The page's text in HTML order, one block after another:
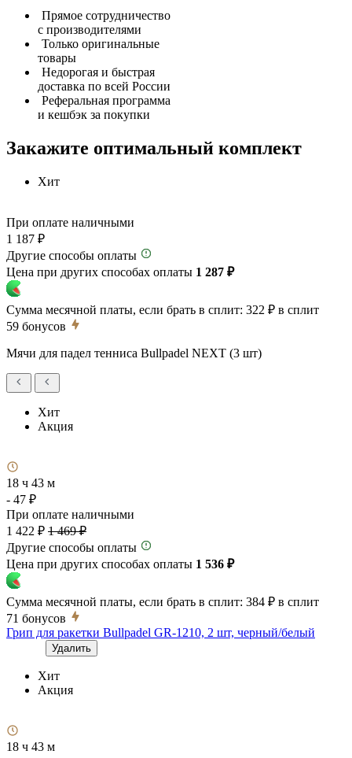
Прямое сотрудничество
с производителями
Только оригинальные
товары
Недорогая и быстрая
доставка по всей России
Реферальная программа
и кешбэк за покупки
Закажите оптимальный комплект
Хит
При оплате наличными
1 187 ₽
Другие способы оплаты
Цена при других способах оплаты 1 287 ₽
Сумма месячной платы, если брать в сплит: 322 ₽ в сплит
59 бонусов
Мячи для падел тенниса Bullpadel NEXT (3 шт)
Хит
Акция
18 ч 43 м
- 47 ₽
При оплате наличными
1 422 ₽ 1 469 ₽
Другие способы оплаты
Цена при других способах оплаты 1 536 ₽
Сумма месячной платы, если брать в сплит: 384 ₽ в сплит
71 бонусов
Грип для ракетки Bullpadel GR-1210, 2 шт, черный/белый
Удалить
Хит
Акция
18 ч 43 м